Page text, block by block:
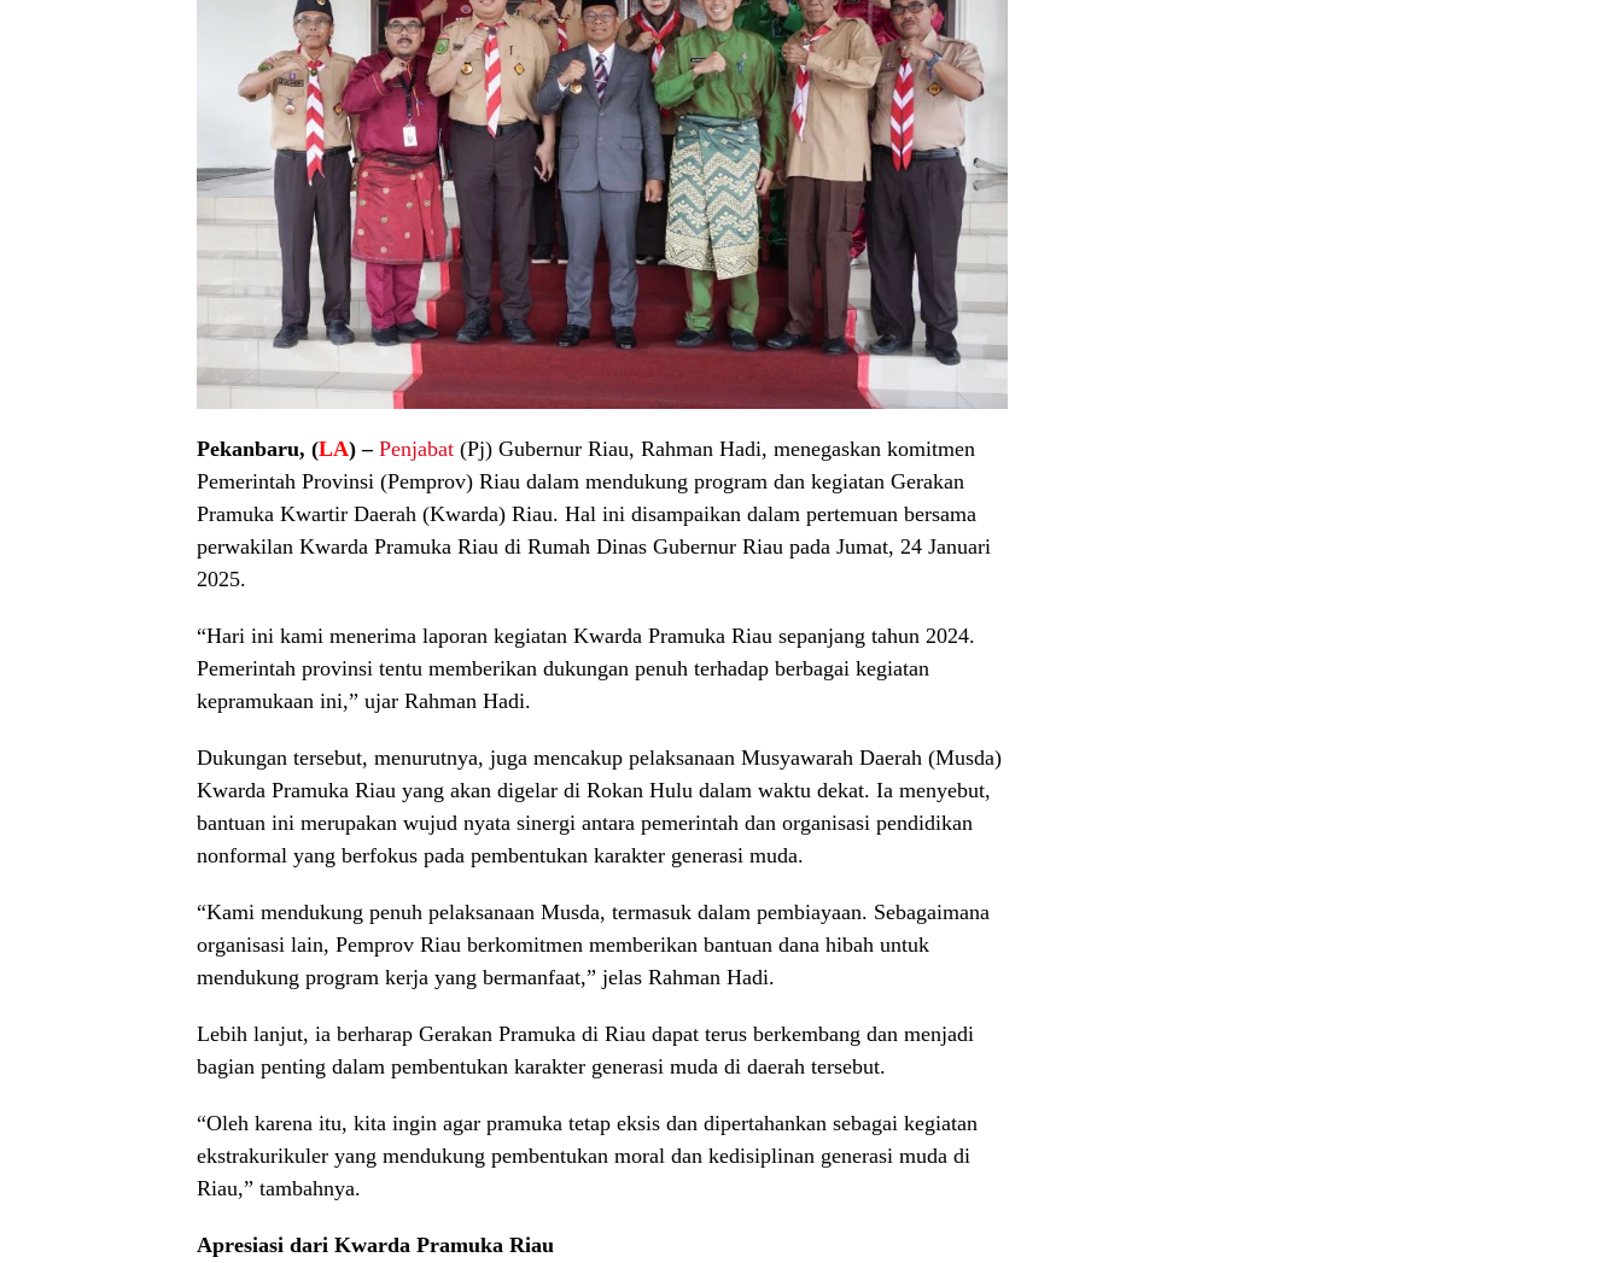
Pekanbaru, (LA) – Penjabat (Pj) Gubernur Riau, Rahman Hadi, menegaskan komitmen
Pemerintah Provinsi (Pemprov) Riau dalam mendukung program dan kegiatan Gerakan
Pramuka Kwartir Daerah (Kwarda) Riau. Hal ini disampaikan dalam pertemuan bersama
perwakilan Kwarda Pramuka Riau di Rumah Dinas Gubernur Riau pada Jumat, 24 Januari
2025.
“Hari ini kami menerima laporan kegiatan Kwarda Pramuka Riau sepanjang tahun 2024.
Pemerintah provinsi tentu memberikan dukungan penuh terhadap berbagai kegiatan
kepramukaan ini,” ujar Rahman Hadi.
Dukungan tersebut, menurutnya, juga mencakup pelaksanaan Musyawarah Daerah (Musda)
Kwarda Pramuka Riau yang akan digelar di Rokan Hulu dalam waktu dekat. Ia menyebut,
bantuan ini merupakan wujud nyata sinergi antara pemerintah dan organisasi pendidikan
nonformal yang berfokus pada pembentukan karakter generasi muda.
“Kami mendukung penuh pelaksanaan Musda, termasuk dalam pembiayaan. Sebagaimana
organisasi lain, Pemprov Riau berkomitmen memberikan bantuan dana hibah untuk
mendukung program kerja yang bermanfaat,” jelas Rahman Hadi.
Lebih lanjut, ia berharap Gerakan Pramuka di Riau dapat terus berkembang dan menjadi
bagian penting dalam pembentukan karakter generasi muda di daerah tersebut.
“Oleh karena itu, kita ingin agar pramuka tetap eksis dan dipertahankan sebagai kegiatan
ekstrakurikuler yang mendukung pembentukan moral dan kedisiplinan generasi muda di
Riau,” tambahnya.
Apresiasi dari Kwarda Pramuka Riau